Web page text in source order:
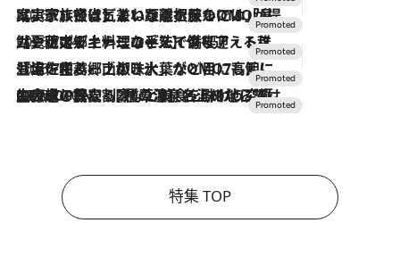
2026.7.31
【ホテル帰省】という選択肢をOMOが提案。家族とほどよい距離を保つには「昼は実家、夜は気兼ねなくホテルで！」
2026.7.24
【夏限定ディナーコース】旬を迎える稚鮎や花ズッキーニなどをイタリア・トスカーナの郷土料理の手法で満喫！
2026.7.17
「土佐和ハーブかき氷」がOMO7高知に登場！生姜、山椒、大葉など目にも舌にも涼を呼ぶ郷土の味
2026.7.10
NEW OPEN！【界 草津】名湯の地に誕生。趣の異なる2種の温泉と上州ならではの会席・蕎麦割烹など美食を味わう究極の癒やし旅
特集 TOP